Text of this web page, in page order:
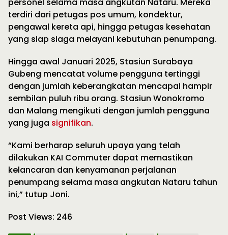
personel selama masa angkutan Nataru. Mereka
terdiri dari petugas pos umum, kondektur,
pengawal kereta api, hingga petugas kesehatan
yang siap siaga melayani kebutuhan penumpang.
Hingga awal Januari 2025, Stasiun Surabaya
Gubeng mencatat volume pengguna tertinggi
dengan jumlah keberangkatan mencapai hampir
sembilan puluh ribu orang. Stasiun Wonokromo
dan Malang mengikuti dengan jumlah pengguna
yang juga signifikan.
“Kami berharap seluruh upaya yang telah
dilakukan KAI Commuter dapat memastikan
kelancaran dan kenyamanan perjalanan
penumpang selama masa angkutan Nataru tahun
ini,” tutup Joni.
Post Views: 246